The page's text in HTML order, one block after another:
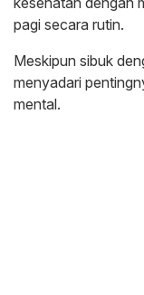
pagi secara rutin.
Meskipun sibuk
menyadari
mental.